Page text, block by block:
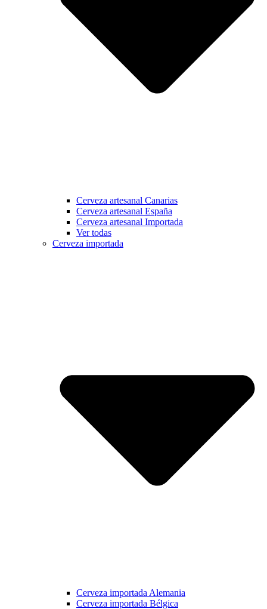
Cerveza artesanal Canarias
Cerveza artesanal España
Cerveza artesanal Importada
Ver todas
Cerveza importada
Cerveza importada Alemania
Cerveza importada Bélgica